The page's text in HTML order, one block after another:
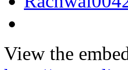
View the